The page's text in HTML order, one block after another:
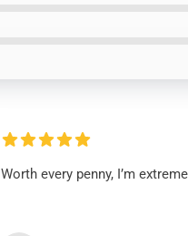
Worth every penny, I’m